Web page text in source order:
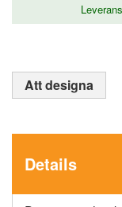
Att designa
Details